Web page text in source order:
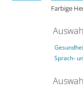
Farbige
Sprach-